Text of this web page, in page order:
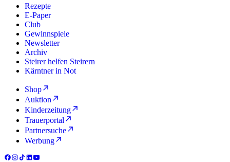
Rezepte
E-Paper
Club
Gewinnspiele
Newsletter
Archiv
Steirer helfen Steirern
Kärntner in Not
Shop
Auktion
Kinderzeitung
Trauerportal
Partnersuche
Werbung